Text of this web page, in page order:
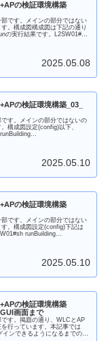
の検証環境構築
です。メインの部分ではない
。構成図構成図は下記の通り
の実行結果です。L2SW01#sh
2025.05.08
の検証環境構築_03_
す。メインの部分ではないの
構成図設定(config)以下、
2025.05.10
の検証環境構築
です。メインの部分ではない
。構成図設定(config)下記は
runBuilding
2025.05.10
の検証環境構築
画面まで
す。掲題の通り、WLCとAP
行っています。本記事では
ンできるようになるまでの記